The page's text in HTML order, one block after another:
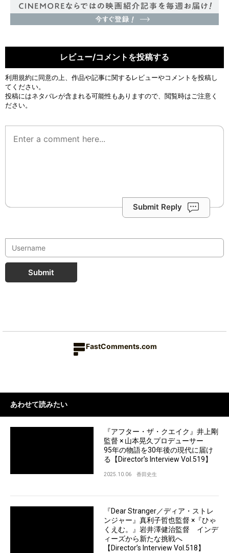
レビュー/コメントを投稿する
利用規約に同意の上、作品や記事に関するレビューやコメントを投稿し
てください。
投稿にはネタバレが含まれる可能性もありますので、閲覧時はご注意く
ださい。
Submit Reply
Submit
FastComments.com
あわせて読みたい
『アフター・ザ・クエイク』井上剛
監督 × 山本晃久プロデューサー
95年の物語を30年後の現代に届け
る【Director’s Interview Vol.519】
2025.10.06 香田史生
『Dear Stranger／ディア・ストレ
ンジャー』真利子哲也監督 ×『ひゃ
くえむ。』岩井澤健治監督 インデ
ィーズから新たな挑戦へ
【Director’s Interview Vol.518】